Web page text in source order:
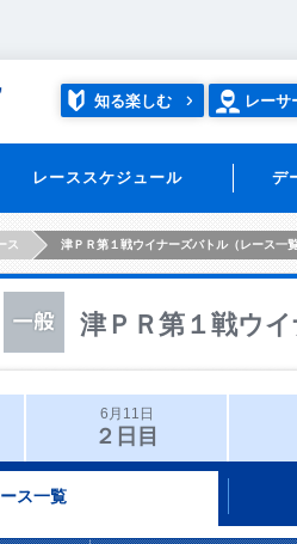
知る楽しむ レーサ
レーススケジュール デ
ス 津ＰＲ第１戦ウイナーズバトル（レース一
津ＰＲ第１戦ウ
6月11日
２日目
ス一覧